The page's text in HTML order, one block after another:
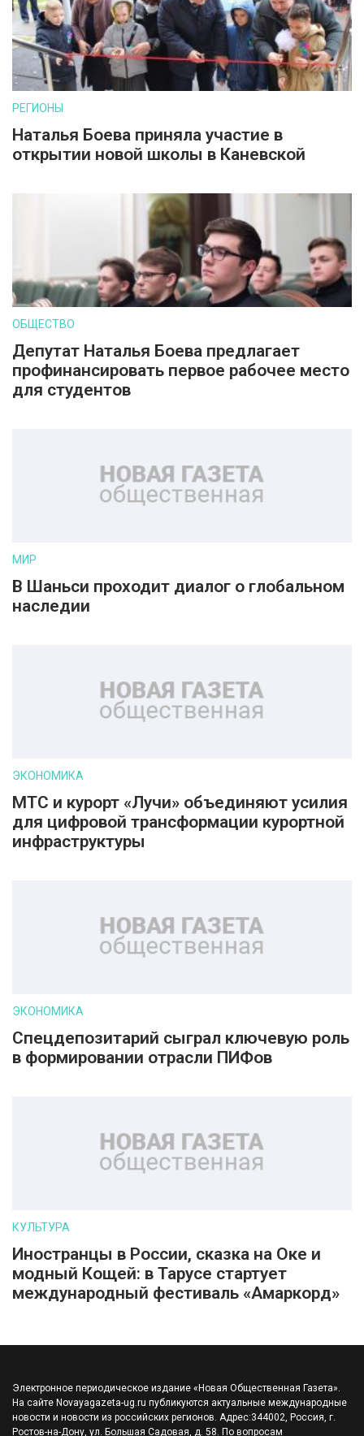
РЕГИОНЫ
Наталья Боева приняла участие в
открытии новой школы в Каневской
ОБЩЕСТВО
Депутат Наталья Боева предлагает
профинансировать первое рабочее место
для студентов
МИР
В Шаньси проходит диалог о глобальном
наследии
ЭКОНОМИКА
МТС и курорт «Лучи» объединяют усилия
для цифровой трансформации курортной
инфраструктуры
ЭКОНОМИКА
Спецдепозитарий сыграл ключевую роль
в формировании отрасли ПИФов
КУЛЬТУРА
Иностранцы в России, сказка на Оке и
модный Кощей: в Тарусе стартует
международный фестиваль «Амаркорд»
Электронное периодическое издание «Новая Общественная Газета».
На сайте Novayagazeta-ug.ru публикуются актуальные международные
новости и новости из российских регионов. Адрес:344002, Россия, г.
Ростов-на-Дону, ул. Большая Садовая, д. 58. По вопросам